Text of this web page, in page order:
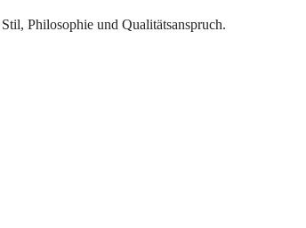
Philosophie und Qualitätsanspruch.